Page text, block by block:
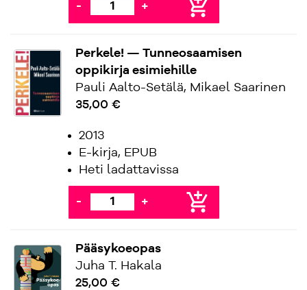
- + add_shopping_cart
Perkele! — Tunneosaamisen
oppikirja esimiehille
Pauli Aalto-Setälä, Mikael Saarinen
35,00 €
2013
E-kirja, EPUB
Heti ladattavissa
- + add_shopping_cart
Pääsykoeopas
Juha T. Hakala
25,00 €